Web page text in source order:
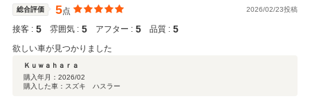
願いいたします。
総合評価 5点 2026/02/23投稿
接客 : 5 雰囲気 : 5 アフター : 5 品質 : 5
欲しい車が見つかりました
Ｋｕｗａｈａｒａ
購入年月： 2026/02
購入した車：スズキ ハスラー